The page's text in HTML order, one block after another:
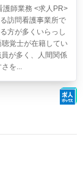
護師業務 <求人PR>
訪問看護事業所で
方が多くいらっし
覚士が在籍してい
が多く、人間関係
を...